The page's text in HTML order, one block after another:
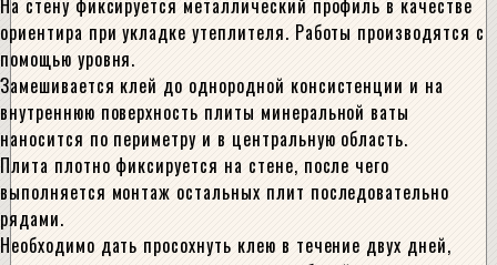
На стену фиксируется металлический профиль в качестве
ориентира при укладке утеплителя. Работы производятся с
помощью уровня.
Замешивается клей до однородной консистенции и на
внутреннюю поверхность плиты минеральной ваты
наносится по периметру и в центральную область.
Плита плотно фиксируется на стене, после чего
выполняется монтаж остальных плит последовательно
рядами.
Необходимо дать просохнуть клею в течение двух дней,